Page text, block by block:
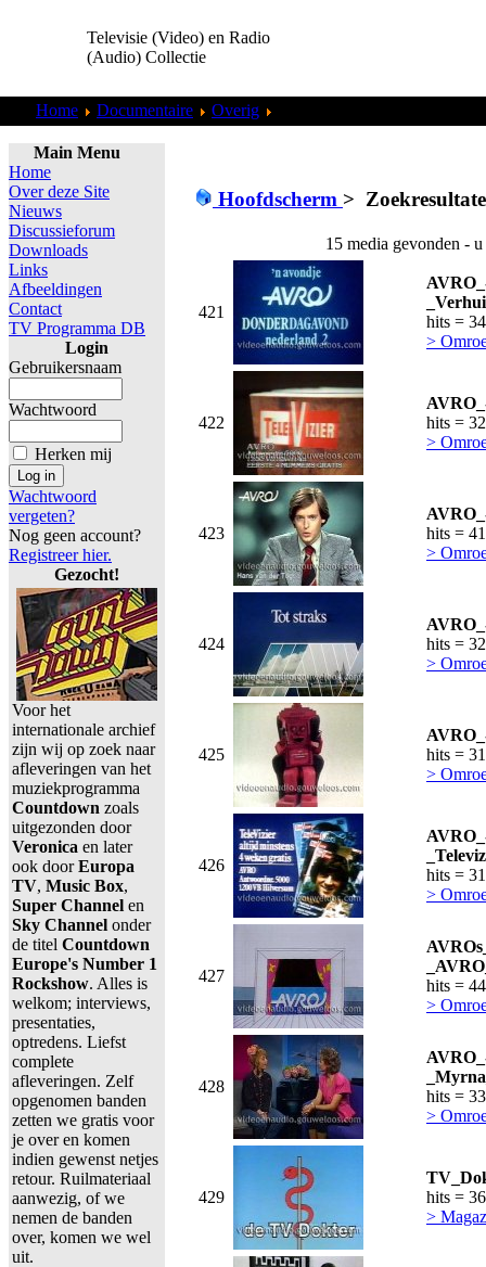
Televisie (Video) en Radio
(Audio) Collectie
Home Documentaire Overig
Main Menu
Home
Over deze Site
Nieuws
Discussieforum
Downloads
Links
Afbeeldingen
Contact
TV Programma DB
Login
Gebruikersnaam
Wachtwoord
Herken mij
Wachtwoord
vergeten?
Nog geen account?
Registreer hier.
Gezocht!
Voor het
internationale archief
zijn wij op zoek naar
afleveringen van het
muziekprogramma
Countdown zoals
uitgezonden door
Veronica en later
ook doorEuropa
TV, Music Box,
Super Channel en
Sky Channel onder
de titel Countdown
Europe's Number 1
Rockshow. Alles is
welkom; interviews,
presentaties,
optredens. Liefst
complete
afleveringen. Zelf
opgenomen banden
zetten we gratis voor
je over en komen
indien gewenst netjes
retour. Ruilmateriaal
aanwezig, of we
nemen de banden
over, komen we wel
uit.
Hoofdscherm >
15 media gevonden -
421
hits =
>
422
hits =
>
423
hits =
>
424
hits =
>
425
hits =
>
426
hits =
>
427
hits =
>
428
hits =
>
429
hits =
>